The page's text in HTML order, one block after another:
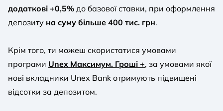
додаткові +0,5% до базової ставки, при оформлення
депозиту на суму більше 400 тис. грн.
Крім того, ти можеш скористатися умовами
програми Unex Максимум. Гроші +, за умовами якої
нові вкладники Unex Bank отримують підвищені
відсотки за депозитом.